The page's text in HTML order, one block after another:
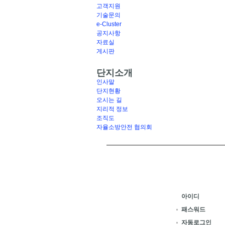
고객지원
기술문의
e-Cluster
공지사항
자료실
게시판
단지소개
인사말
단지현황
오시는 길
지리적 정보
조직도
자율소방안전 협의회
아이디
패스워드
자동로그인